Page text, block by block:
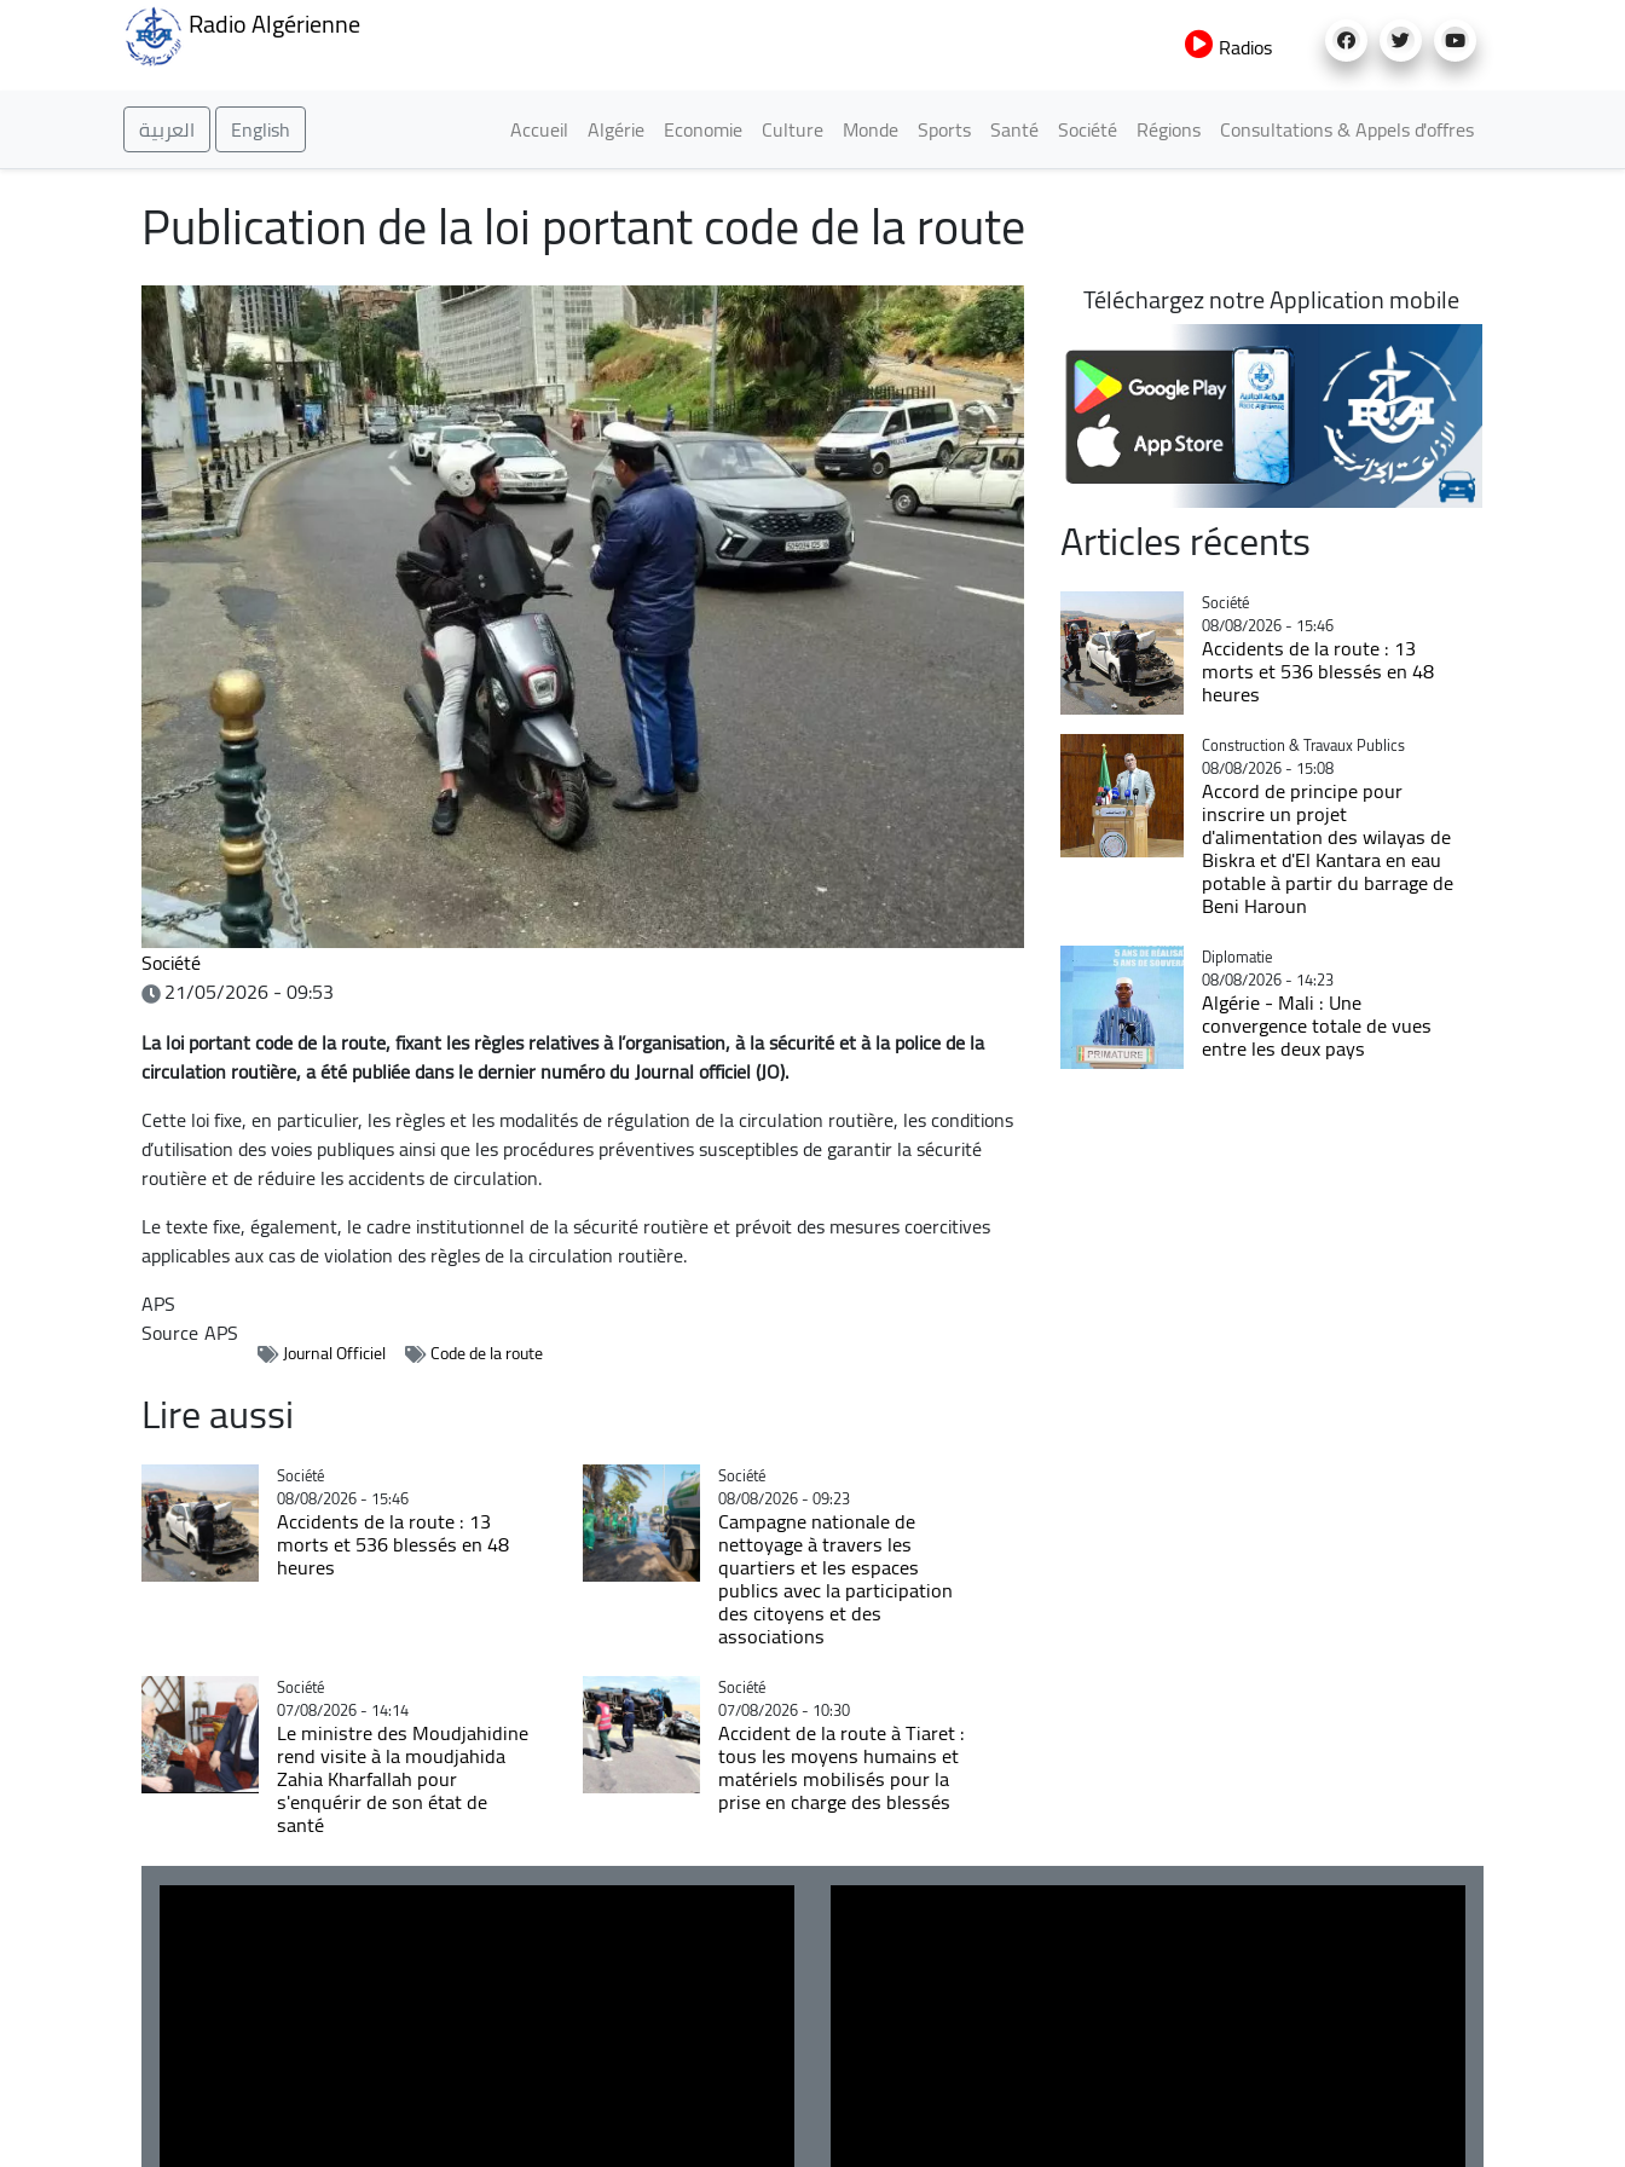
Radio Algérienne
Radios
العربية English Main navigation
Accueil Algérie Economie Culture Monde Sports Santé Société Régions Consultations & Appels d'offres
Publication de la loi portant code de la route
Société
21/05/2026 - 09:53
La loi portant code de la route, fixant les règles relatives à l’organisation, à la sécurité et à la police de la
circulation routière, a été publiée dans le dernier numéro du Journal officiel (JO).
Cette loi fixe, en particulier, les règles et les modalités de régulation de la circulation routière, les conditions
d’utilisation des voies publiques ainsi que les procédures préventives susceptibles de garantir la sécurité
routière et de réduire les accidents de circulation.
Le texte fixe, également, le cadre institutionnel de la sécurité routière et prévoit des mesures coercitives
applicables aux cas de violation des règles de la circulation routière.
APS
SourceAPS
Journal Officiel Code de la route
Lire aussi
Catégorie
Société
08/08/2026 - 15:46
Accidents de la route : 13
morts et 536 blessés en 48
heures
Catégorie
Société
08/08/2026 - 09:23
Campagne nationale de
nettoyage à travers les
quartiers et les espaces
publics avec la participation
des citoyens et des
associations
Catégorie
Société
07/08/2026 - 14:14
Le ministre des Moudjahidine
rend visite à la moudjahida
Zahia Kharfallah pour
s'enquérir de son état de
santé
Catégorie
Société
07/08/2026 - 10:30
Accident de la route à Tiaret :
tous les moyens humains et
matériels mobilisés pour la
prise en charge des blessés
Téléchargez notre Application mobile
Articles récents
Catégorie
Société
08/08/2026 - 15:46
Accidents de la route : 13
morts et 536 blessés en 48
heures
Catégorie
Construction & Travaux Publics
08/08/2026 - 15:08
Accord de principe pour
inscrire un projet
d'alimentation des wilayas de
Biskra et d'El Kantara en eau
potable à partir du barrage de
Beni Haroun
Catégorie
Diplomatie
08/08/2026 - 14:23
Algérie - Mali : Une
convergence totale de vues
entre les deux pays